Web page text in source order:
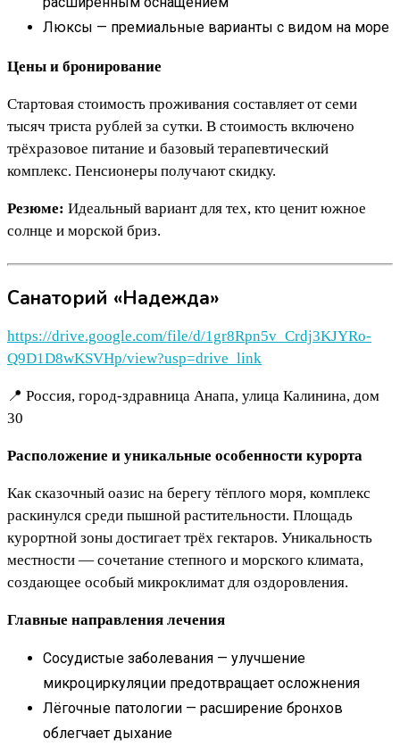
Люксы — премиальные варианты с видом на море
Цены и бронирование
Стартовая стоимость проживания составляет от семи
тысяч триста рублей за сутки. В стоимость включено
трёхразовое питание и базовый терапевтический
комплекс. Пенсионеры получают скидку.
Резюме: Идеальный вариант для тех, кто ценит южное
солнце и морской бриз.
Санаторий «Надежда»
https://drive.google.com/file/d/1gr8Rpn5v_Crdj3KJYRo-
Q9D1D8wKSVHp/view?usp=drive_link
📍 Россия, город-здравница Анапа, улица Калинина, дом
30
Расположение и уникальные особенности курорта
Как сказочный оазис на берегу тёплого моря, комплекс
раскинулся среди пышной растительности. Площадь
курортной зоны достигает трёх гектаров. Уникальность
местности — сочетание степного и морского климата,
создающее особый микроклимат для оздоровления.
Главные направления лечения
Сосудистые заболевания — улучшение
микроциркуляции предотвращает осложнения
Лёгочные патологии — расширение бронхов
облегчает дыхание